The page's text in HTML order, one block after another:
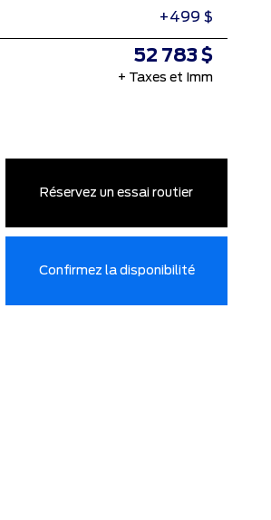
+499 $
52 783 $
+ Taxes et Imm
Réservez un essai routier
Confirmez la disponibilité